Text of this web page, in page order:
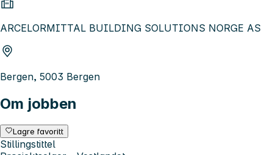
ARCELORMITTAL BUILDING SOLUTIONS NORGE AS
Bergen, 5003 Bergen
Om jobben
Lagre favoritt
Stillingstittel